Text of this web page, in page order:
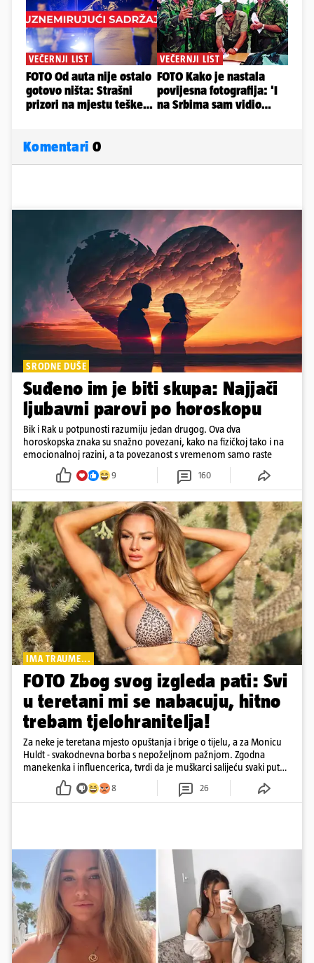
Komentari 0
SRODNE DUŠE
Suđeno im je biti skupa: Najjači
ljubavni parovi po horoskopu
Bik i Rak u potpunosti razumiju jedan drugog. Ova dva
horoskopska znaka su snažno povezani, kako na fizičkoj tako i na
emocionalnoj razini, a ta povezanost s vremenom samo raste
9 160
IMA TRAUME...
FOTO Zbog svog izgleda pati: Svi
u teretani mi se nabacuju, hitno
trebam tjelohranitelja!
Za neke je teretana mjesto opuštanja i brige o tijelu, a za Monicu
Huldt - svakodnevna borba s nepoželjnom pažnjom. Zgodna
manekenka i influencerica, tvrdi da je muškarci salijeću svaki put
kad dođe na trening
8 26